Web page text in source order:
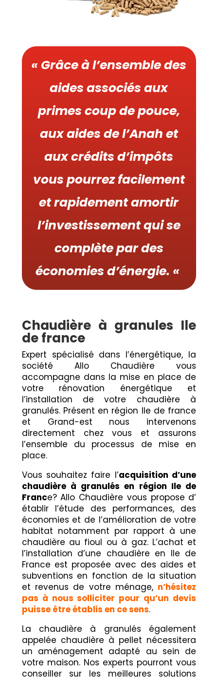
« Grâce à l’ensemble des
aides associés aux
primes coup de pouce,
aux aides de l’Anah et
aux crédits d’impôts
vous pourrez facilement
et rapidement amortir
l’investissement qui se
complète par des
économies d’énergie. «
Chaudière à granules Ile
de france
Expert spécialisé dans l’énergétique, la
société Allo Chaudière vous
accompagne dans la mise en place de
votre rénovation énergétique et
l’installation de votre chaudière à
granulés. Présent en région Ile de france
et Grand-est nous intervenons
directement chez vous et assurons
l’ensemble du processus de mise en
place.
Vous souhaitez faire l’acquisition d’une
chaudière à granulés en région Ile de
France? Allo Chaudière vous propose d’
établir l’étude des performances, des
économies et de l’amélioration de votre
habitat notamment par rapport à une
chaudière au fioul ou à gaz. L’achat et
l’installation d’une chaudière en Ile de
France est proposée avec des aides et
subventions en fonction de la situation
et revenus de votre ménage, n’hésitez
pas à nous solliciter pour qu’un devis
puisse être établis en ce sens.
La chaudière à granulés également
appelée chaudière à pellet nécessitera
un aménagement adapté au sein de
votre maison. Nos experts pourront vous
conseiller sur les meilleures solutions